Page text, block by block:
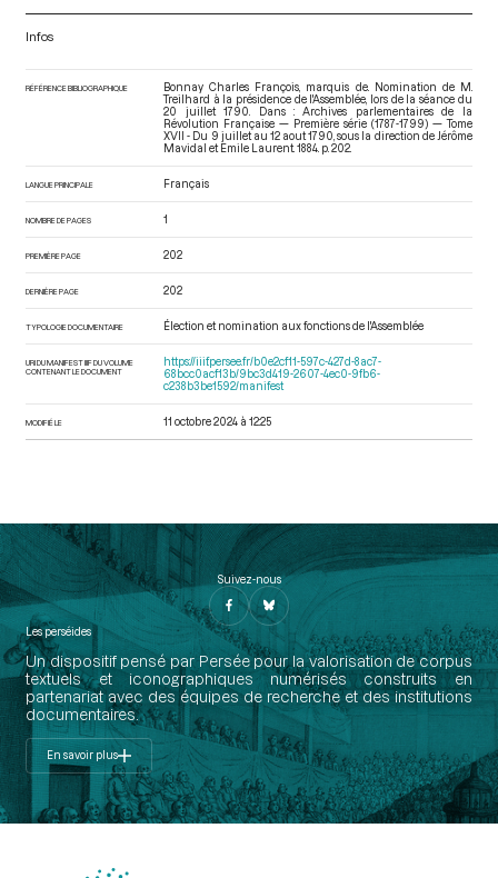
Infos
RÉFÉRENCE BIBLIOGRAPHIQUE
Bonnay Charles François, marquis de. Nomination de M.
Treilhard à la présidence de l'Assemblée, lors de la séance du
20 juillet 1790. Dans : Archives parlementaires de la
Révolution Française — Première série (1787-1799) — Tome
XVII - Du 9 juillet au 12 aout 1790 , sous la direction de Jérôme
Mavidal et Emile Laurent. 1884. p. 202.
LANGUE PRINCIPALE Français
NOMBRE DE PAGES 1
PREMIÈRE PAGE 202
DERNIÈRE PAGE 202
TYPOLOGIE DOCUMENTAIRE Élection et nomination aux fonctions de l'Assemblée
URI DU MANIFEST IIIF DU VOLUME
CONTENANT LE DOCUMENT
https://iiif.persee.fr/b0e2cf11-597c-427d-8ac7-
68bcc0acf13b/9bc3d419-2607-4ec0-9fb6-
c238b3be1592/manifest
MODIFIÉ LE 11 octobre 2024 à 12:25
Suivez-nous
Les perséides
Un dispositif pensé par Persée pour la valorisation de corpus
textuels et iconographiques numérisés construits en
partenariat avec des équipes de recherche et des institutions
documentaires.
En savoir plus